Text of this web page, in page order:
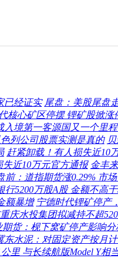
已经证实 尾盘：美股尾盘
核心矿区停摆 锂矿股掀涨
境第一客源国又一个里
列公司股票实测是真的
赶紧卸载！有人损失近10
近10万元官方通报 金丰
前：道指期货涨0.29% 市
5200万股A股 金额不高
额暴增 宁德时代锂矿停产
庆水投集团拟减持不超
期货：枧下窝矿停产影响
东水泥：对固定资产按月
里 与长续航版Model Y相